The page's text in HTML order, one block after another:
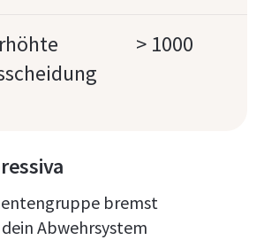
> 1000
bremst
Abwehrsystem